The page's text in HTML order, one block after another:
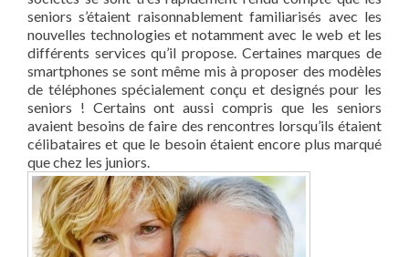
seniors s’étaient raisonnablement familiarisés avec les
nouvelles technologies et notamment avec le web et les
différents services qu’il propose. Certaines marques de
smartphones se sont même mis à proposer des modèles
de téléphones spécialement conçu et designés pour les
seniors ! Certains ont aussi compris que les seniors
avaient besoins de faire des rencontres lorsqu’ils étaient
célibataires et que le besoin étaient encore plus marqué
que chez les juniors.